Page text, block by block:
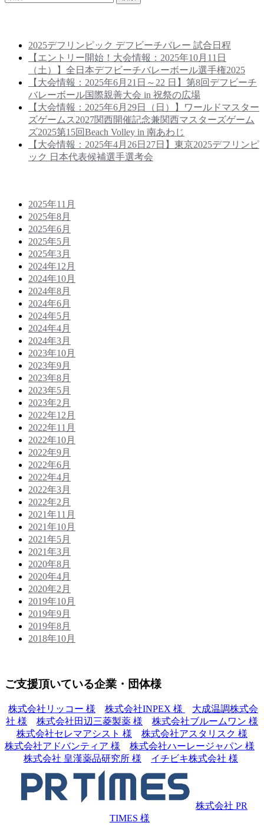
2025デフリンピック デフビーチバレー 試合日程
【エントリー開始！大会情報：2025年10月11日
（土）】全日本デフビーチバレーボール選手権2025
【大会情報：2025年6月21日～22 日】第8回デフビーチ
バレーボール国際親善大会 in 祝祭の広場
【大会情報：2025年6月29日（日）】ワールドマスター
ズゲームス2027関西開催記念兼関西マスターズゲーム
ズ2025第15回Beach Volley in 南あわじ
【大会情報：2025年4月26日27日】東京2025デフリンピ
ック 日本代表候補選手選考会
2025年11月
2025年8月
2025年6月
2025年5月
2025年3月
2024年12月
2024年10月
2024年8月
2024年6月
2024年5月
2024年4月
2024年3月
2023年10月
2023年9月
2023年8月
2023年5月
2023年2月
2022年12月
2022年11月
2022年10月
2022年9月
2022年6月
2022年4月
2022年3月
2022年2月
2021年11月
2021年10月
2021年5月
2021年3月
2020年8月
2020年4月
2020年2月
2019年10月
2019年9月
2019年8月
2018年10月
ご支援頂いている企業・団体様
株式会社リッコー 様 株式会社INPEX 様
大成温調株式会
社 様
株式会社田辺三菱製薬 様
株式会社ブルームワン 様
株式会社セレマアシスト 様
株式会社アスタリスク 様
株式会社アドバンティア 様
株式会社ハーレージャパン 様
株式会社 皇漢薬品研究所 様
イチビキ株式会社 様
株式会社 PR
TIMES 様